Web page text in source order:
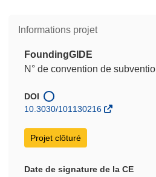
Informations projet
FoundingGIDE
N° de convention de
DOI
10.3030/101130216
Projet clôturé
Date de signature de la CE